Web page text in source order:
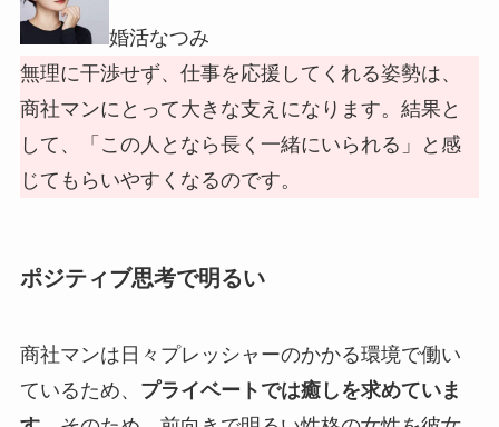
婚活なつみ
無理に干渉せず、仕事を応援してくれる姿勢は、
商社マンにとって大きな支えになります。結果と
して、「この人となら長く一緒にいられる」と感
じてもらいやすくなるのです。
ポジティブ思考で明るい
商社マンは日々プレッシャーのかかる環境で働い
ているため、 プライベートでは癒しを求めていま